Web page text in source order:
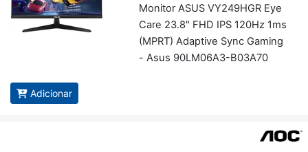
Mo­nitor ASUS VY249HGR Eye
Care 23.8" FHD IPS 120Hz 1ms
(MPRT) Adap­tive Sync Ga­ming
- Asus 90LM06A3-B03A70
Adicionar